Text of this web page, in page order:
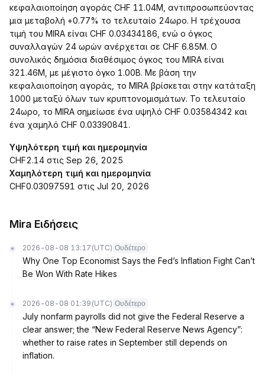
κεφαλαιοποίηση αγοράς CHF 11.04M, αντιπροσωπεύοντας
μια μεταβολή +0.77% το τελευταίο 24ωρο. Η τρέχουσα
τιμή του MIRA είναι CHF 0.03434186, ενώ ο όγκος
συναλλαγών 24 ωρών ανέρχεται σε CHF 6.85M. Ο
συνολικός δημόσια διαθέσιμος όγκος του MIRA είναι
321.46M, με μέγιστο όγκο 1.00B. Με βάση την
κεφαλαιοποίηση αγοράς, το MIRA βρίσκεται στην κατάταξη
1000 μεταξύ όλων των κρυπτονομισμάτων. Το τελευταίο
24ωρο, το MIRA σημείωσε ένα υψηλό CHF 0.03584342 και
ένα χαμηλό CHF 0.03390841.
Υψηλότερη τιμή και ημερομηνία
CHF2.14 στις Sep 26, 2025
Χαμηλότερη τιμή και ημερομηνία
CHF0.03097591 στις Jul 20, 2026
Mira Ειδήσεις
2026-08-08 13:17 (UTC) Ουδέτερο
Why One Top Economist Says the Fed’s Inflation Fight Can’t
Be Won With Rate Hikes
2026-08-08 01:39 (UTC) Ουδέτερο
July nonfarm payrolls did not give the Federal Reserve a
clear answer; the “New Federal Reserve News Agency”:
whether to raise rates in September still depends on
inflation.